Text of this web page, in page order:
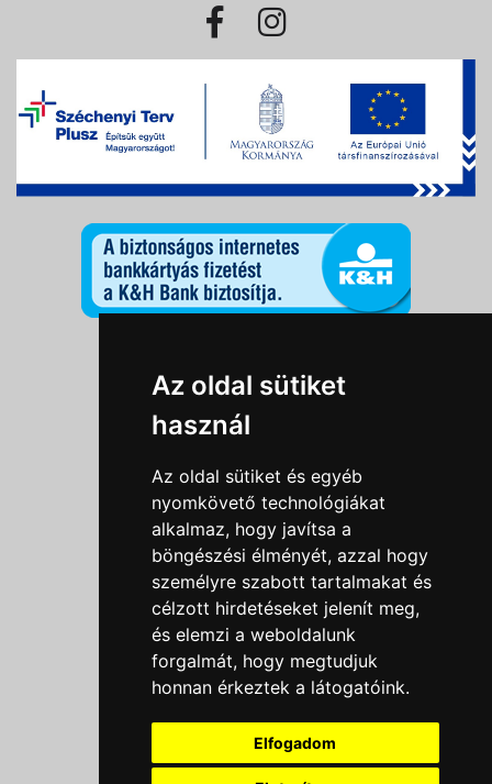
Az oldal sütiket
használ
Az oldal sütiket és egyéb
nyomkövető technológiákat
alkalmaz, hogy javítsa a
böngészési élményét, azzal hogy
személyre szabott tartalmakat és
célzott hirdetéseket jelenít meg,
és elemzi a weboldalunk
forgalmát, hogy megtudjuk
honnan érkeztek a látogatóink.
Elfogadom
Információk
Általános szerződési feltételek
Impresszum
Nyereményjáték szabály
Outlet nap nyereményjáték szabályzat
Süti beállítások
Menü
Ajánlatkérés
Szakmai tippek / Újdonságok
Kapcsolat
Letölthető katalógusok